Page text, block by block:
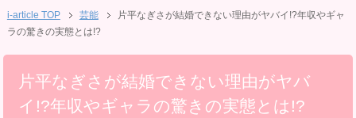
i-article TOP 芸能
片平なぎさが結婚できない理由がヤバイ!?年収やギャ
ラの驚きの実態とは!?
片平なぎさが結婚できない理由がヤバ
イ!?年収やギャラの驚きの実態とは!?